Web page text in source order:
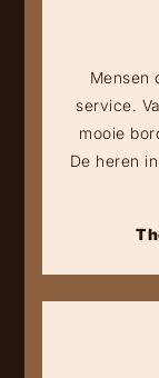
Mensen
service.
mooie
De heren